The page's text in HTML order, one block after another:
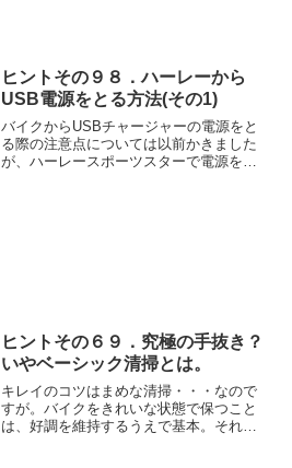
ヒントその９８．ハーレーから
USB電源をとる方法(その1)
バイクからUSBチャージャーの電源をと
る際の注意点については以前かきました
が、ハーレースポーツスターで電源をと
ヒントその６９．究極の手抜き？
いやベーシック清掃とは。
キレイのコツはまめな清掃・・・なので
すが。バイクをきれいな状態で保つこと
は、好調を維持するうえで基本。それに